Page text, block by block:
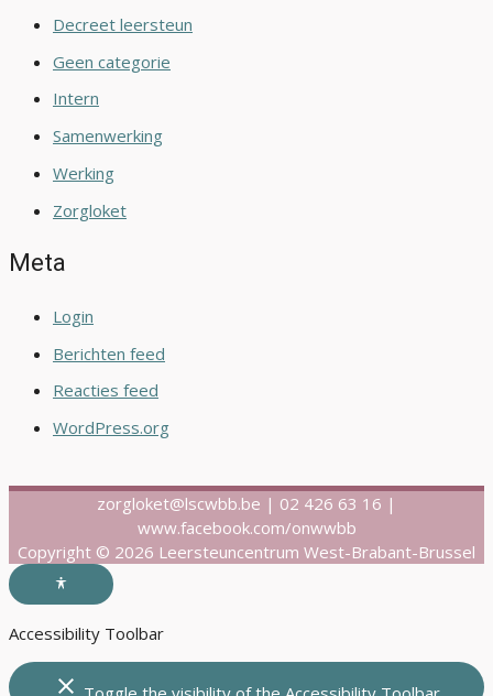
Decreet leersteun
Geen categorie
Intern
Samenwerking
Werking
Zorgloket
Meta
Login
Berichten feed
Reacties feed
WordPress.org
zorgloket@lscwbb.be | 02 426 63 16 |
www.facebook.com/onwwbb
Copyright © 2026 Leersteuncentrum West-Brabant-Brussel
Accessibility Toolbar
close